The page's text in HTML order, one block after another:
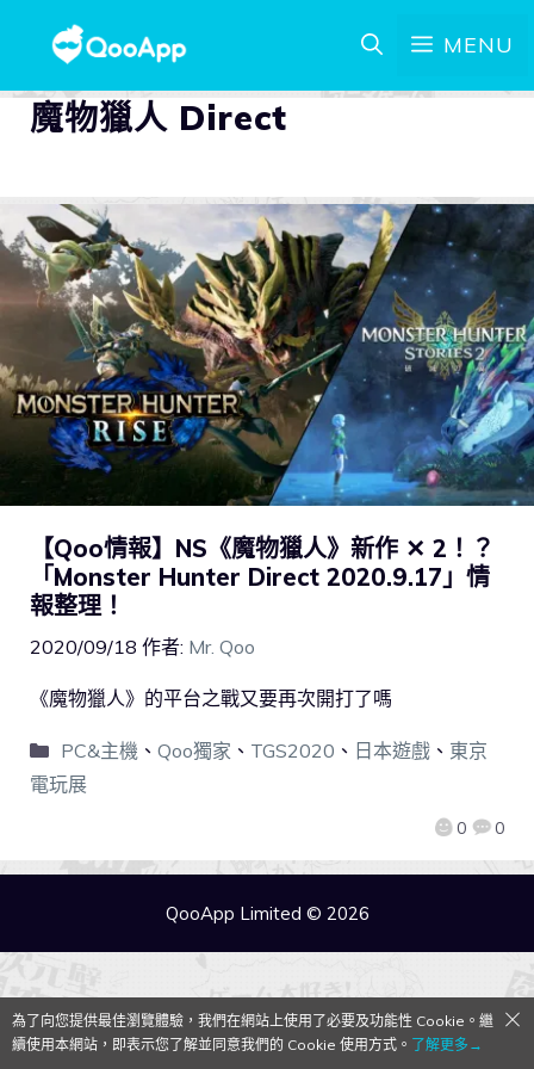
MENU
魔物獵人 Direct
【Qoo情報】NS《魔物獵人》新作 ✕ 2！？
「Monster Hunter Direct 2020.9.17」情
報整理！
2020/09/18 作者: Mr. Qoo
0 0
《魔物獵人》的平台之戰又要再次開打了嗎
PC&主機、 Qoo獨家 、 TGS2020 、 日本遊戲、 東京
電玩展
QooApp Limited © 2026
為了向您提供最佳瀏覽體驗，我們在網站上使用了必要及功能性 Cookie。繼
續使用本網站，即表示您了解並同意我們的 Cookie 使用方式。 了解更多→